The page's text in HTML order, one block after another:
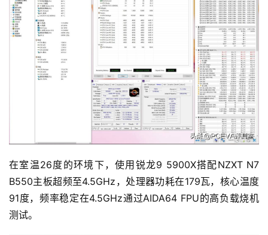
在室温26度的环境下，使用锐龙9 5900X搭配NZXT N7
B550主板超频至4.5GHz，处理器功耗在179瓦，核心温度
91度，频率稳定在4.5GHz通过AIDA64 FPU的高负载烧机
测试。